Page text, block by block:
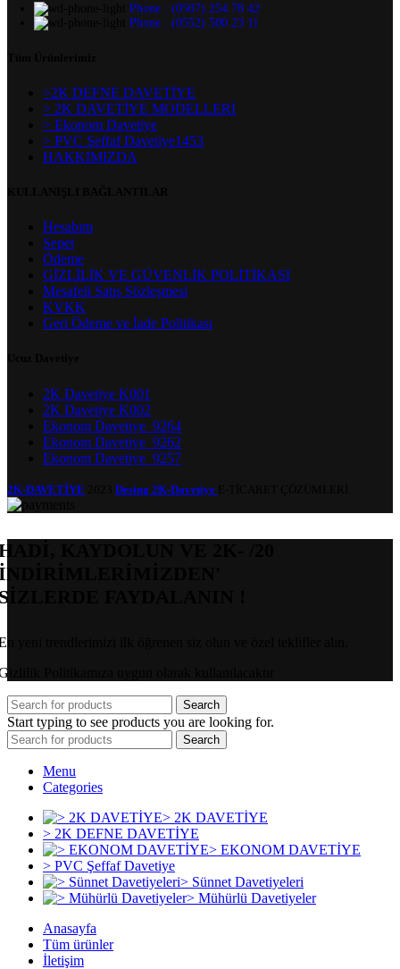
Phone : (0507) 254 78 42
Phone : (0552) 500 23 11
>2K DEFNE DAVETİYE
> 2K DAVETİYE MODELLERİ
> Ekonom Davetiye
> PVC Şeffaf Davetiye1453
HAKKIMIZDA
Hesabım
Sepet
Ödeme
GİZLİLİK VE GÜVENLİK POLİTİKASI
Mesafeli Satış Sözleşmesi
KVKK
Geri Ödeme ve İade Politikası
2K Davetiye K001
2K Davetiye K002
Ekonom Davetiye_9264
Ekonom Davetiye_9262
Ekonom Davetiye_9257
2K-DAVETİYE Desing 2K-Davetiye
KAYDOLUN VE 2K- /20
FAYDALANIN !
yeni trendlerimizi ilk öğrenen siz olun ve özel teklifler alın.
Politikamıza uygun olarak kullanılacaktır
Search
Start typing to see products you are looking for.
Search
Menu
Categories
> 2K DAVETİYE
> 2K DEFNE DAVETİYE
> EKONOM DAVETİYE
> PVC Şeffaf Davetiye
> Sünnet Davetiyeleri
> Mühürlü Davetiyeler
Anasayfa
Tüm ürünler
İletişim